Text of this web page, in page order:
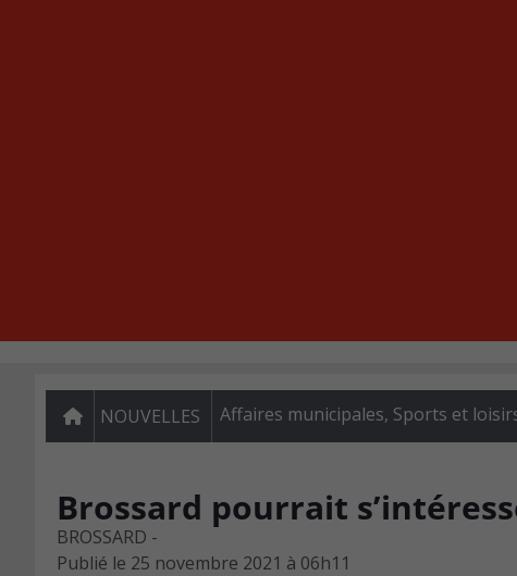
NOUVELLES Affaires municipales, Sports et
Brossard pourrait
BROSSARD -
Publié le 25 novembre 2021 à 06h11